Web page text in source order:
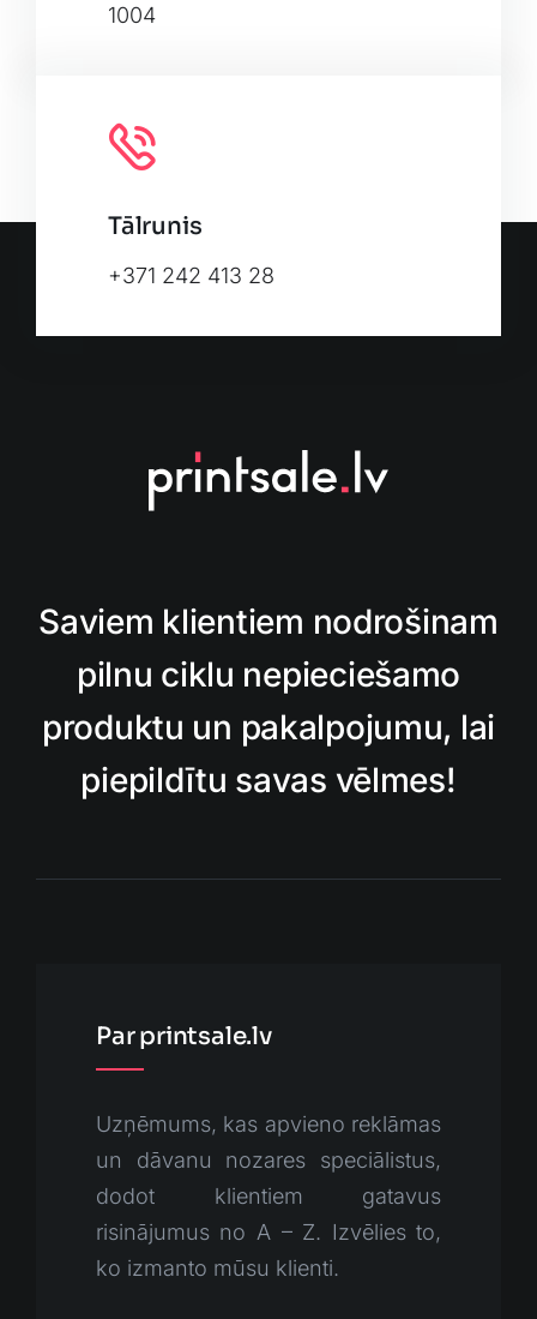
1004
Tālrunis
+371 242 413 28
Saviem klientiem nodrošinam
pilnu ciklu nepieciešamo
produktu un pakalpojumu, lai
piepildītu savas vēlmes!
Par printsale.lv
Uzņēmums, kas apvieno reklāmas
un dāvanu nozares speciālistus,
dodot klientiem gatavus
risinājumus no A – Z. Izvēlies to,
ko izmanto mūsu klienti.